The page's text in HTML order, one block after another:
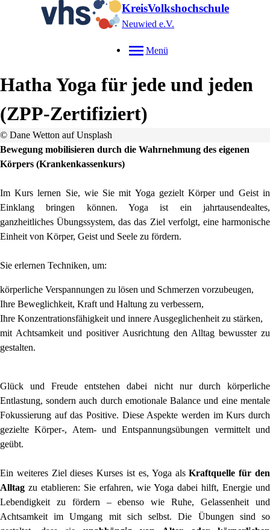
KreisVolkshochschule
Neuwied e.V.
Menü
Hatha Yoga für jede und jeden
(ZPP-Zertifiziert)
© Dane Wetton auf Unsplash
Bewegung mobilisieren durch die Wahrnehmung des eigenen
Körpers (Krankenkassenkurs)
Im Kurs lernen Sie, wie Sie mit Yoga gezielt Körper und Geist in
Einklang bringen können. Yoga ist ein jahrtausendealtes,
ganzheitliches Übungssystem, das das Ziel verfolgt, eine harmonische
Einheit von Körper, Geist und Seele zu fördern.
Sie erlernen Techniken, um:
körperliche Verspannungen zu lösen und Schmerzen vorzubeugen,
Ihre Beweglichkeit, Kraft und Haltung zu verbessern,
Ihre Konzentrationsfähigkeit und innere Ausgeglichenheit zu stärken,
mit Achtsamkeit und positiver Ausrichtung den Alltag bewusster zu
gestalten.
Glück und Freude entstehen dabei nicht nur durch körperliche
Entlastung, sondern auch durch emotionale Balance und eine mentale
Fokussierung auf das Positive. Diese Aspekte werden im Kurs durch
gezielte Körper-, Atem- und Entspannungsübungen vermittelt und
geübt.
Ein weiteres Ziel dieses Kurses ist es, Yoga alsKraftquelle für den
Alltag zu etablieren: Sie erfahren, wie Yoga dabei hilft, Energie und
Lebendigkeit zu fördern – ebenso wie Ruhe, Gelassenheit und
Achtsamkeit im Umgang mit sich selbst. Die Übungen sind so